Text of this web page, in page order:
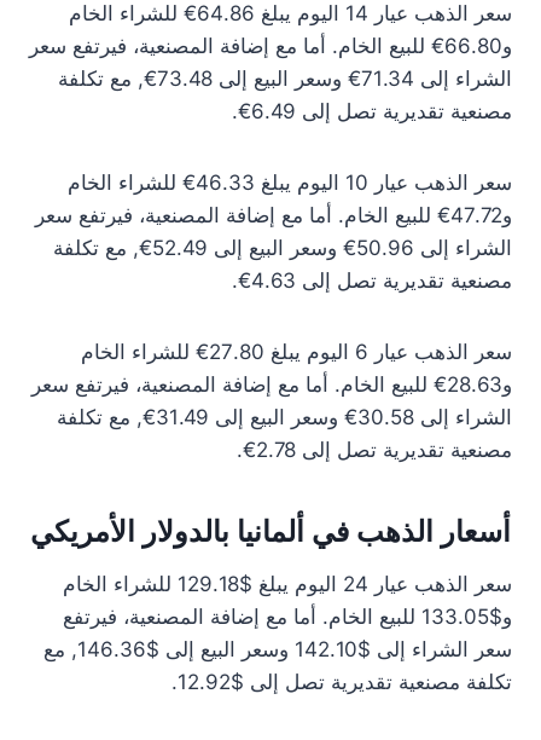
سعر الذهب عيار 14 اليوم يبلغ 64.86€ للشراء الخام
و66.80€ للبيع الخام. أما مع إضافة المصنعية، فيرتفع سعر
الشراء إلى 71.34€ وسعر البيع إلى 73.48€, مع تكلفة
مصنعية تقديرية تصل إلى 6.49€.
سعر الذهب عيار 10 اليوم يبلغ 46.33€ للشراء الخام
و47.72€ للبيع الخام. أما مع إضافة المصنعية، فيرتفع سعر
الشراء إلى 50.96€ وسعر البيع إلى 52.49€, مع تكلفة
مصنعية تقديرية تصل إلى 4.63€.
سعر الذهب عيار 6 اليوم يبلغ 27.80€ للشراء الخام
و28.63€ للبيع الخام. أما مع إضافة المصنعية، فيرتفع سعر
الشراء إلى 30.58€ وسعر البيع إلى 31.49€, مع تكلفة
مصنعية تقديرية تصل إلى 2.78€.
أسعار الذهب في ألمانيا بالدولار الأمريكي
سعر الذهب عيار 24 اليوم يبلغ $129.18 للشراء الخام
و$133.05 للبيع الخام. أما مع إضافة المصنعية، فيرتفع
سعر الشراء إلى $142.10 وسعر البيع إلى $146.36, مع
تكلفة مصنعية تقديرية تصل إلى $12.92.